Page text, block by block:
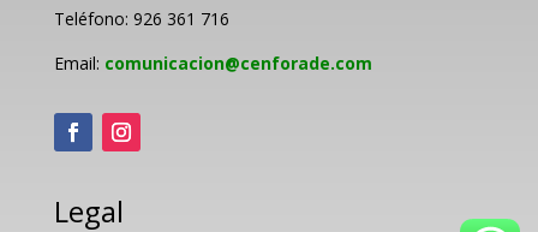
Teléfono: 926 361 716
Email: comunicacion@cenforade.com
Legal